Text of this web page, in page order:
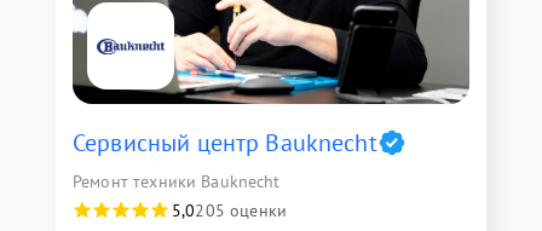
Сервисный центр Bauknecht
Ремонт техники Bauknecht
5,0205 оценки